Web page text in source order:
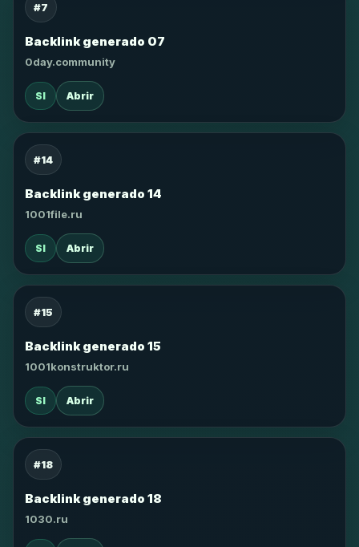
#7
Backlink generado 07
0day.community
SI Abrir
#14
Backlink generado 14
1001file.ru
SI Abrir
#15
Backlink generado 15
1001konstruktor.ru
SI Abrir
#18
Backlink generado 18
1030.ru